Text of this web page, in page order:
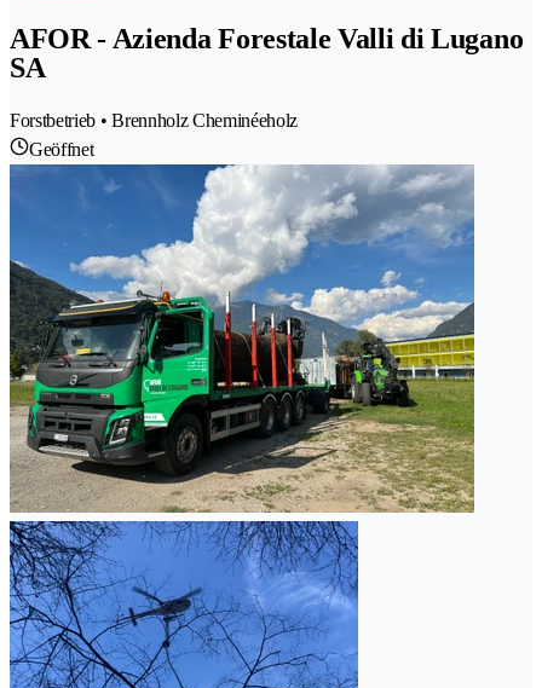
AFOR - Azienda Forestale Valli di Lugano
SA
Forstbetrieb • Brennholz Cheminéeholz
Geöffnet